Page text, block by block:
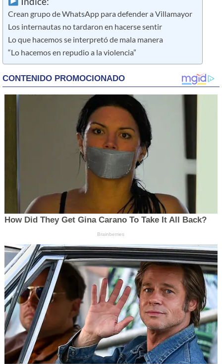
Crean grupo de WhatsApp para defender a Villamayor
Los internautas no tardaron en hacerse sentir
Lo que hacemos se interpretó de mala manera
“Lo hacemos en repudio a la violencia”